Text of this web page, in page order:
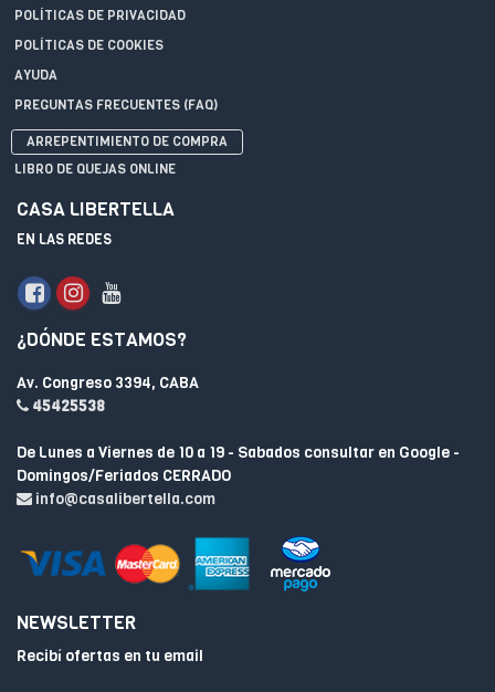
POLÍTICAS DE PRIVACIDAD
POLÍTICAS DE COOKIES
AYUDA
PREGUNTAS FRECUENTES (FAQ)
ARREPENTIMIENTO DE COMPRA
LIBRO DE QUEJAS ONLINE
CASA LIBERTELLA
EN LAS REDES
¿DÓNDE ESTAMOS?
Av. Congreso 3394, CABA
45425538
De Lunes a Viernes de 10 a 19 - Sabados consultar en Google -
Domingos/Feriados CERRADO
info@casalibertella.com
NEWSLETTER
Recibí ofertas en tu email